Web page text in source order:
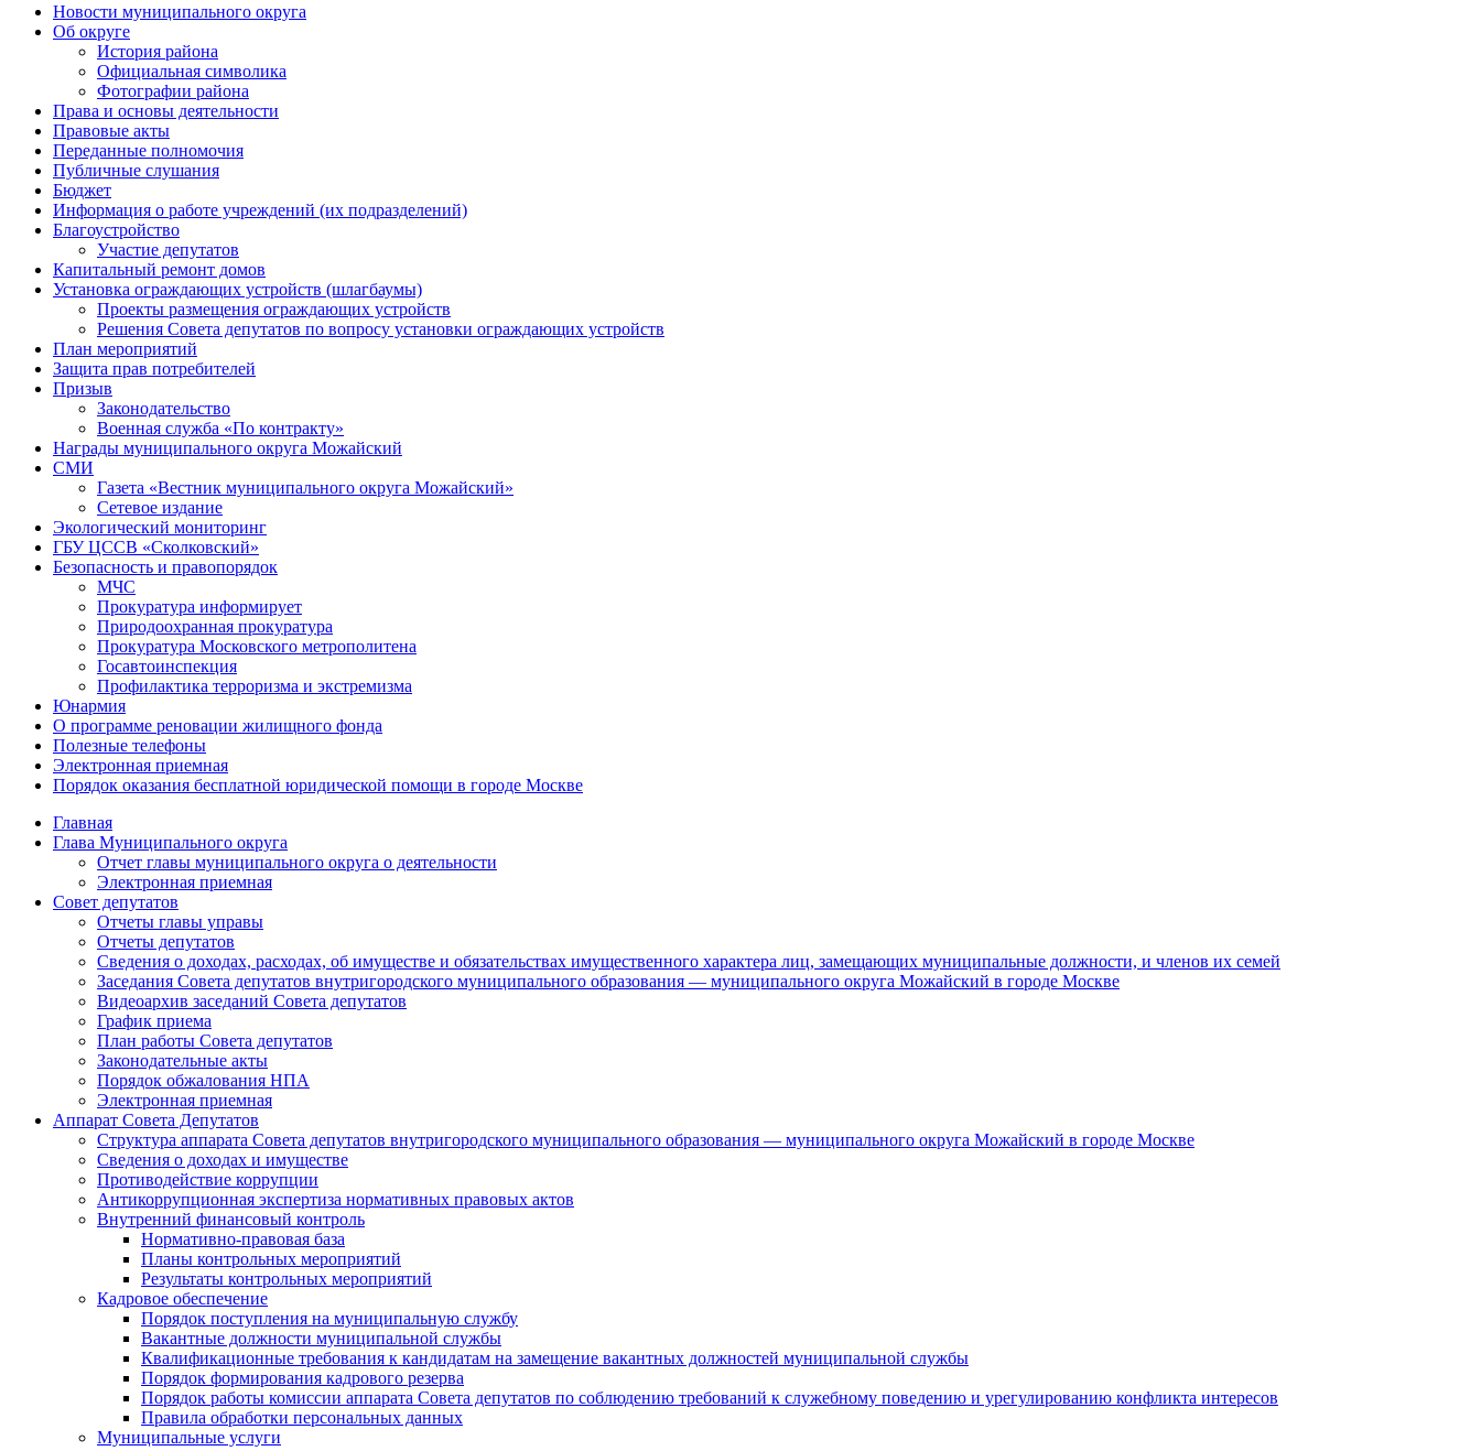
Новости муниципального округа
Об округе
История района
Официальная символика
Фотографии района
Права и основы деятельности
Правовые акты
Переданные полномочия
Публичные слушания
Бюджет
Информация о работе учреждений (их подразделений)
Благоустройство
Участие депутатов
Капитальный ремонт домов
Установка ограждающих устройств (шлагбаумы)
Проекты размещения ограждающих устройств
Решения Совета депутатов по вопросу установки ограждающих устройств
План мероприятий
Защита прав потребителей
Призыв
Законодательство
Военная служба «По контракту»
Награды муниципального округа Можайский
СМИ
Газета «Вестник муниципального округа Можайский»
Сетевое издание
Экологический мониторинг
ГБУ ЦССВ «Сколковский»
Безопасность и правопорядок
МЧС
Прокуратура информирует
Природоохранная прокуратура
Прокуратура Московского метрополитена
Госавтоинспекция
Профилактика терроризма и экстремизма
Юнармия
О программе реновации жилищного фонда
Полезные телефоны
Электронная приемная
Порядок оказания бесплатной юридической помощи в городе Москве
Главная
Глава Муниципального округа
Отчет главы муниципального округа о деятельности
Электронная приемная
Совет депутатов
Отчеты главы управы
Отчеты депутатов
Сведения о доходах, расходах, об имуществе и обязательствах имущественного характера лиц, замещающих муниципальные должности, и членов их семей
Заседания Совета депутатов внутригородского муниципального образования — муниципального округа Можайский в городе Москве
Видеоархив заседаний Совета депутатов
График приема
План работы Совета депутатов
Законодательные акты
Порядок обжалования НПА
Электронная приемная
Аппарат Совета Депутатов
Структура аппарата Совета депутатов внутригородского муниципального образования — муниципального округа Можайский в городе Москве
Сведения о доходах и имуществе
Противодействие коррупции
Антикоррупционная экспертиза нормативных правовых актов
Внутренний финансовый контроль
Нормативно-правовая база
Планы контрольных мероприятий
Результаты контрольных мероприятий
Кадровое обеспечение
Порядок поступления на муниципальную службу
Вакантные должности муниципальной службы
Квалификационные требования к кандидатам на замещение вакантных должностей муниципальной службы
Порядок формирования кадрового резерва
Порядок работы комиссии аппарата Совета депутатов по соблюдению требований к служебному поведению и урегулированию конфликта интересов
Правила обработки персональных данных
Муниципальные услуги